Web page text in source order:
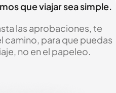
que viajar sea simple.
las aprobaciones, te
camino, para que puedas
no en el papeleo.